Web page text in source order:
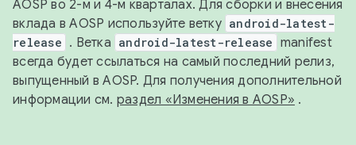
AOSP во 2-м и 4-м кварталах. Для сборки и внесения
вклада в AOSP используйте ветку android-latest-
release . Ветка android-latest-release manifest
всегда будет ссылаться на самый последний релиз,
выпущенный в AOSP. Для получения дополнительной
информации см. раздел «Изменения в AOSP» .